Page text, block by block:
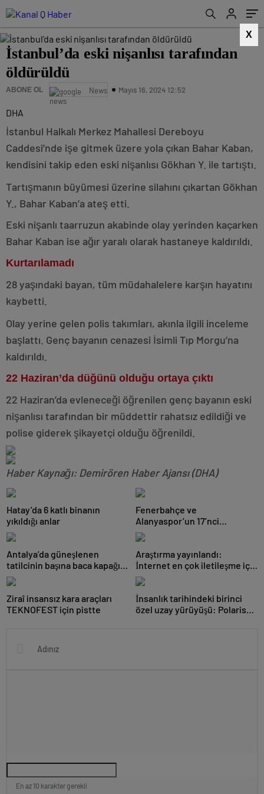
X
İstanbul’da eski nişanlısı tarafından
öldürüldü
ABONE OL News Mayıs 16, 2024 12:52
DHA
İstanbul Halkalı Merkez Mahallesi Dereboyu
Caddesi’nde işe gitmek üzere yola çıkan Bahar Kaban,
kendisini takip eden eski nişanlısı Gökhan Y. ile tartıştı.
Tartışmanın büyümesi üzerine silahını çıkartan Gökhan
Y., Bahar Kaban’a ateş etti.
Eski nişanlı taarruzun akabinde olay yerinden kaçarken
Bahar Kaban ise ağır yaralı olarak hastaneye kaldırıldı.
Kurtarılamadı
28 yaşındaki bayan, tüm müdahalelere karşın hayatını
kaybetti.
Olay yerine gelen polis takımları, akınla ilgili inceleme
başlattı. Genç bayanın cenazesi İsimli Tıp Morgu’na
kaldırıldı.
22 Haziran’da düğünü olduğu ortaya çıktı
22 Haziran’da evleneceği öğrenilen genç bayanın eski
nişanlısı tarafından bir müddettir rahatsız edildiği ve
polise giderek şikayetçi olduğu öğrenildi.
Haber Kaynağı: Demirören Haber Ajansı (DHA)
Hatay’da 6 katlı binanın
yıkıldığı anlar
Fenerbahçe ve
Alanyaspor’un 17’nci
randevusu
Antalya’da güneşlenen
tatilcinin başına baca kapağı
düştü
Araştırma yayınlandı:
İnternet en çok iletileşme için
kullanılıyor
Ziraî insansız kara araçları
TEKNOFEST için pistte
İnsanlık tarihindeki birinci
özel uzay yürüyüşü: Polaris
En az 10 karakter gerekli